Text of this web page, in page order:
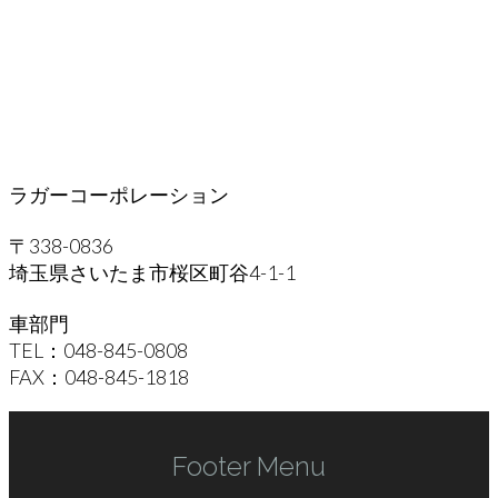
ラガーコーポレーション
〒338-0836
埼玉県さいたま市桜区町谷4-1-1
車部門
TEL：048-845-0808
FAX：048-845-1818
Footer Menu